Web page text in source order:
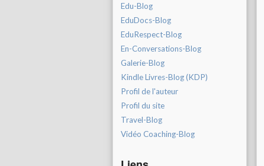
Edu-Blog
EduDocs-Blog
EduRespect-Blog
En-Conversations-Blog
Galerie-Blog
Kindle Livres-Blog (KDP)
Profil de l'auteur
Profil du site
Travel-Blog
Vidéo Coaching-Blog